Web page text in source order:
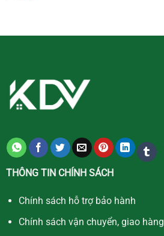
THÔNG TIN CHÍNH SÁCH
Chính sách hỗ trợ bảo hành
Chính sách vận chuyển, giao hàng